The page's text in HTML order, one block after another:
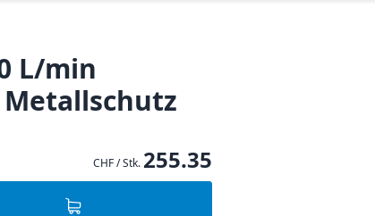
L/min
CHF / Stk. 255.35